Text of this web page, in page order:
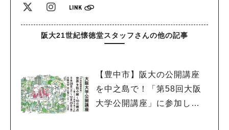
阪大21世紀懐徳堂スタッフさんの他の記事
【豊中市】阪大の公開講座
を中之島で！「第58回大阪
大学公開講座」に参加しよ